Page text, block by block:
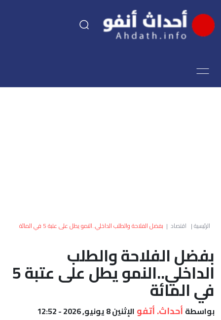
اقتصاد
العالم
أعمدة
الصحراء
الرئيسية| اقتصاد | بفضل الفلاحة والطلب الداخلي..النمو يطل على عتبة 5 في المائة
بفضل الفلاحة والطلب
الداخلي..النمو يطل على عتبة 5
في المائة
بواسطة أحداث. أتفو الإثنين 8 يونيو, 2026 - 12:52